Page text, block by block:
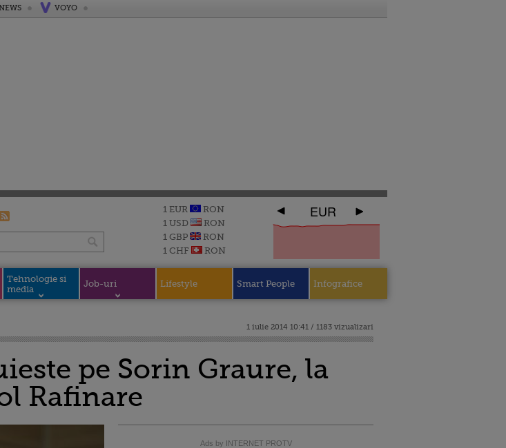
VOYO
1 EUR
RON
1 USD
RON
1 GBP
RON
1 CHF
RON
EUR
Tehnologie si
media
Job-uri Lifestyle Smart People Infografice
1 iulie 2014 10:41 / 1183 vizualizari
pe Sorin Graure, la
Rafinare
Ads by INTERNET PROTV